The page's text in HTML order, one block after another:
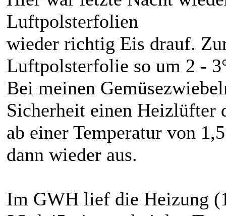
Luftpolsterfolien
wieder richtig Eis drauf.
Luftpolsterfolie so um 2 -
Bei meinen
Sicherheit einen Heizlüfter
ab einer Temperatur von
dann wieder aus.
Im GWH lief die Heizung